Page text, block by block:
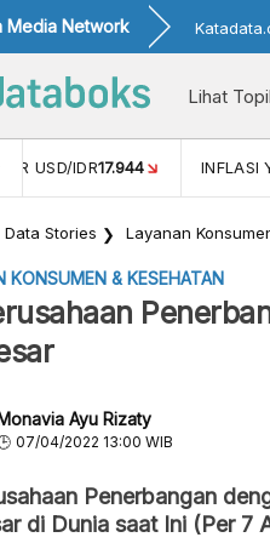
Media Network
Lihat
USD/IDR17.944 INFLASI
Data Stories Layanan
KONSUMEN & KESEHATAN
Ayu Rizaty
07/04/2022 13:00 WIB
Penerbangan
di Dunia saat Ini (Per 7